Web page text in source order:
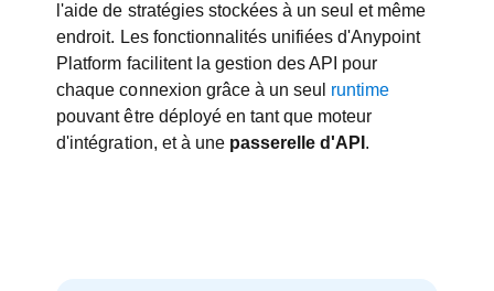
l'aide de stratégies stockées à un seul et même
endroit. Les fonctionnalités unifiées d'Anypoint
Platform facilitent la gestion des API pour
chaque connexion grâce à un seul runtime
pouvant être déployé en tant que moteur
d'intégration, et à une passerelle d'API .